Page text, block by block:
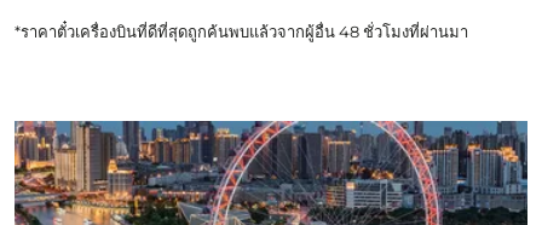
*ราคาตั๋วเครื่องบินที่ดีที่สุดถูกค้นพบแล้วจากผู้อื่น 48 ชั่วโมงที่ผ่านมา